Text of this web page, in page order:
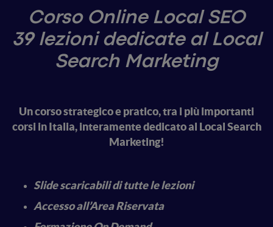
Corso Online Local SEO
39 lezioni dedicate al Local
Search Marketing
Un corso strategico e pratico, tra i più importanti
corsi in Italia, interamente dedicato al Local Search
Marketing!
Slide scaricabili di tutte le lezioni
Accesso all’Area Riservata